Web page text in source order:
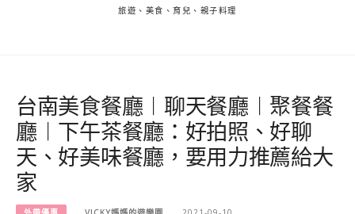
旅遊、美食、育兒、親子料理
台南美食餐廳︱聊天餐廳︱聚餐餐
廳︱下午茶餐廳：好拍照、好聊
天、好美味餐廳，要用力推薦給大
家